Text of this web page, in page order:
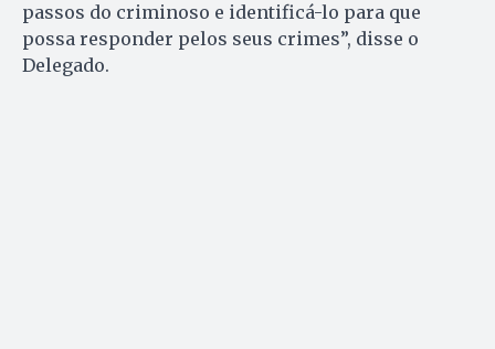
passos do criminoso e identificá-lo para que
possa responder pelos seus crimes”, disse o
Delegado.